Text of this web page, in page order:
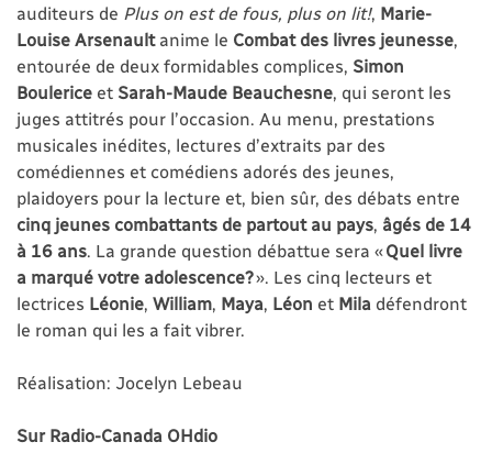
auditeurs de Plus on est de fous, plus on lit!, Marie-
Louise Arsenaultanime le Combat des livres jeunesse,
entourée de deux formidables complices, Simon
Boulerice et Sarah-Maude Beauchesne, qui seront les
juges attitrés pour l’occasion. Au menu, prestations
musicales inédites, lectures d’extraits par des
comédiennes et comédiens adorés des jeunes,
plaidoyers pour la lecture et, bien sûr, des débats entre
cinq jeunes combattants de partout au pays, âgés de 14
à 16 ans. La grande question débattue sera «Quel livre
a marqué votre adolescence?». Les cinq lecteurs et
lectrices Léonie, William, Maya, Léon et Mila défendront
le roman qui les a fait vibrer.
Réalisation: Jocelyn Lebeau
Sur Radio-Canada OHdio